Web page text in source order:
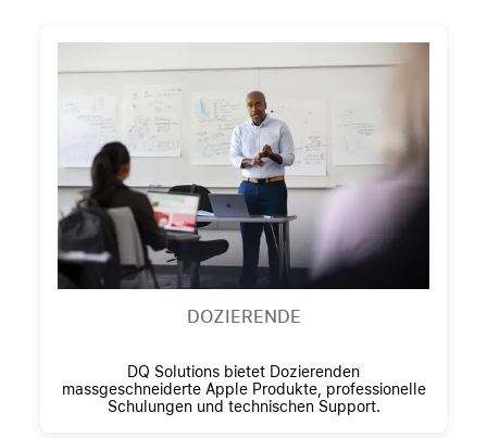
DOZIERENDE
DQ Solutions bietet Dozierenden
massgeschneiderte Apple Produkte, professionelle
Schulungen und technischen Support.